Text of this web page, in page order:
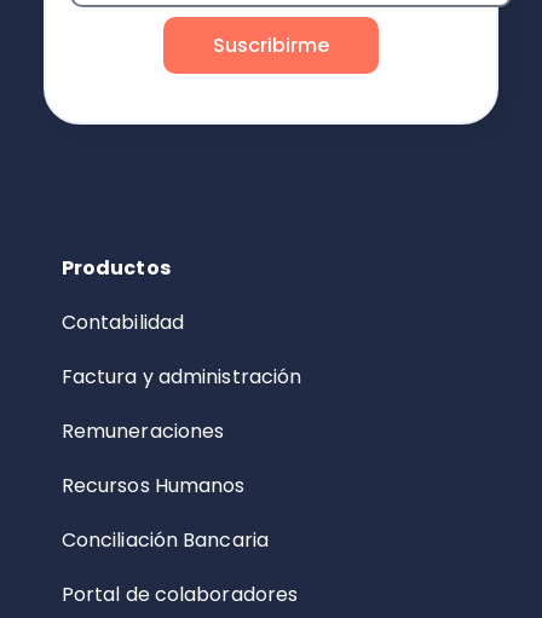
Productos
Contabilidad
Factura y administración
Remuneraciones
Recursos Humanos
Conciliación Bancaria
Portal de colaboradores